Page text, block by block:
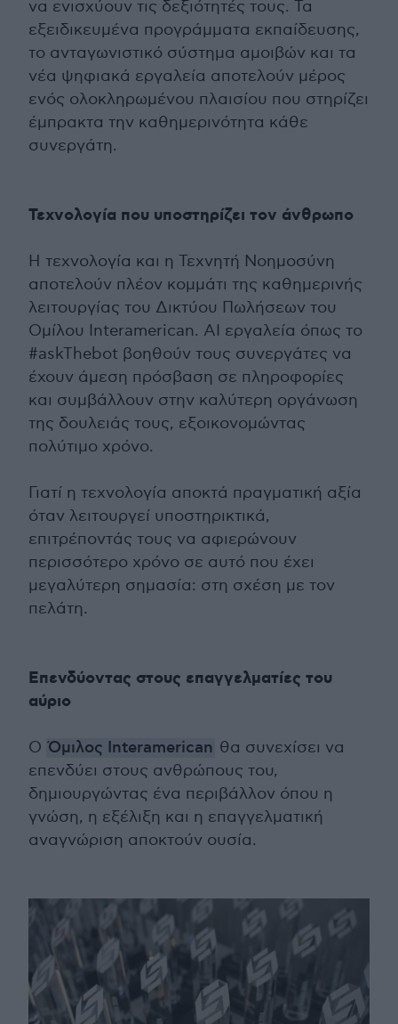
να ενισχύουν τις δεξιότητές τους. Τα
εξειδικευμένα προγράμματα εκπαίδευσης,
το ανταγωνιστικό σύστημα αμοιβών και τα
νέα ψηφιακά εργαλεία αποτελούν μέρος
ενός ολοκληρωμένου πλαισίου που στηρίζει
έμπρακτα την καθημερινότητα κάθε
συνεργάτη.
Τεχνολογία που υποστηρίζει τον άνθρωπο
Η τεχνολογία και η Τεχνητή Νοημοσύνη
αποτελούν πλέον κομμάτι της καθημερινής
λειτουργίας του Δικτύου Πωλήσεων του
Ομίλου Interamerican. AI εργαλεία όπως το
#askThebot βοηθούν τους συνεργάτες να
έχουν άμεση πρόσβαση σε πληροφορίες
και συμβάλλουν στην καλύτερη οργάνωση
της δουλειάς τους, εξοικονομώντας
πολύτιμο χρόνο.
Γιατί η τεχνολογία αποκτά πραγματική αξία
όταν λειτουργεί υποστηρικτικά,
επιτρέποντάς τους να αφιερώνουν
περισσότερο χρόνο σε αυτό που έχει
μεγαλύτερη σημασία: στη σχέση με τον
πελάτη.
Επενδύοντας στους επαγγελματίες του
αύριο
Ο Όμιλος Interamerican θα συνεχίσει να
επενδύει στους ανθρώπους του,
δημιουργώντας ένα περιβάλλον όπου η
γνώση, η εξέλιξη και η επαγγελματική
αναγνώριση αποκτούν ουσία.